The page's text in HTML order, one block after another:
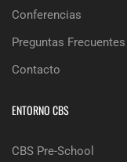
Conferencias
Preguntas Frecuentes
Contacto
ENTORNO CBS
CBS Pre-School